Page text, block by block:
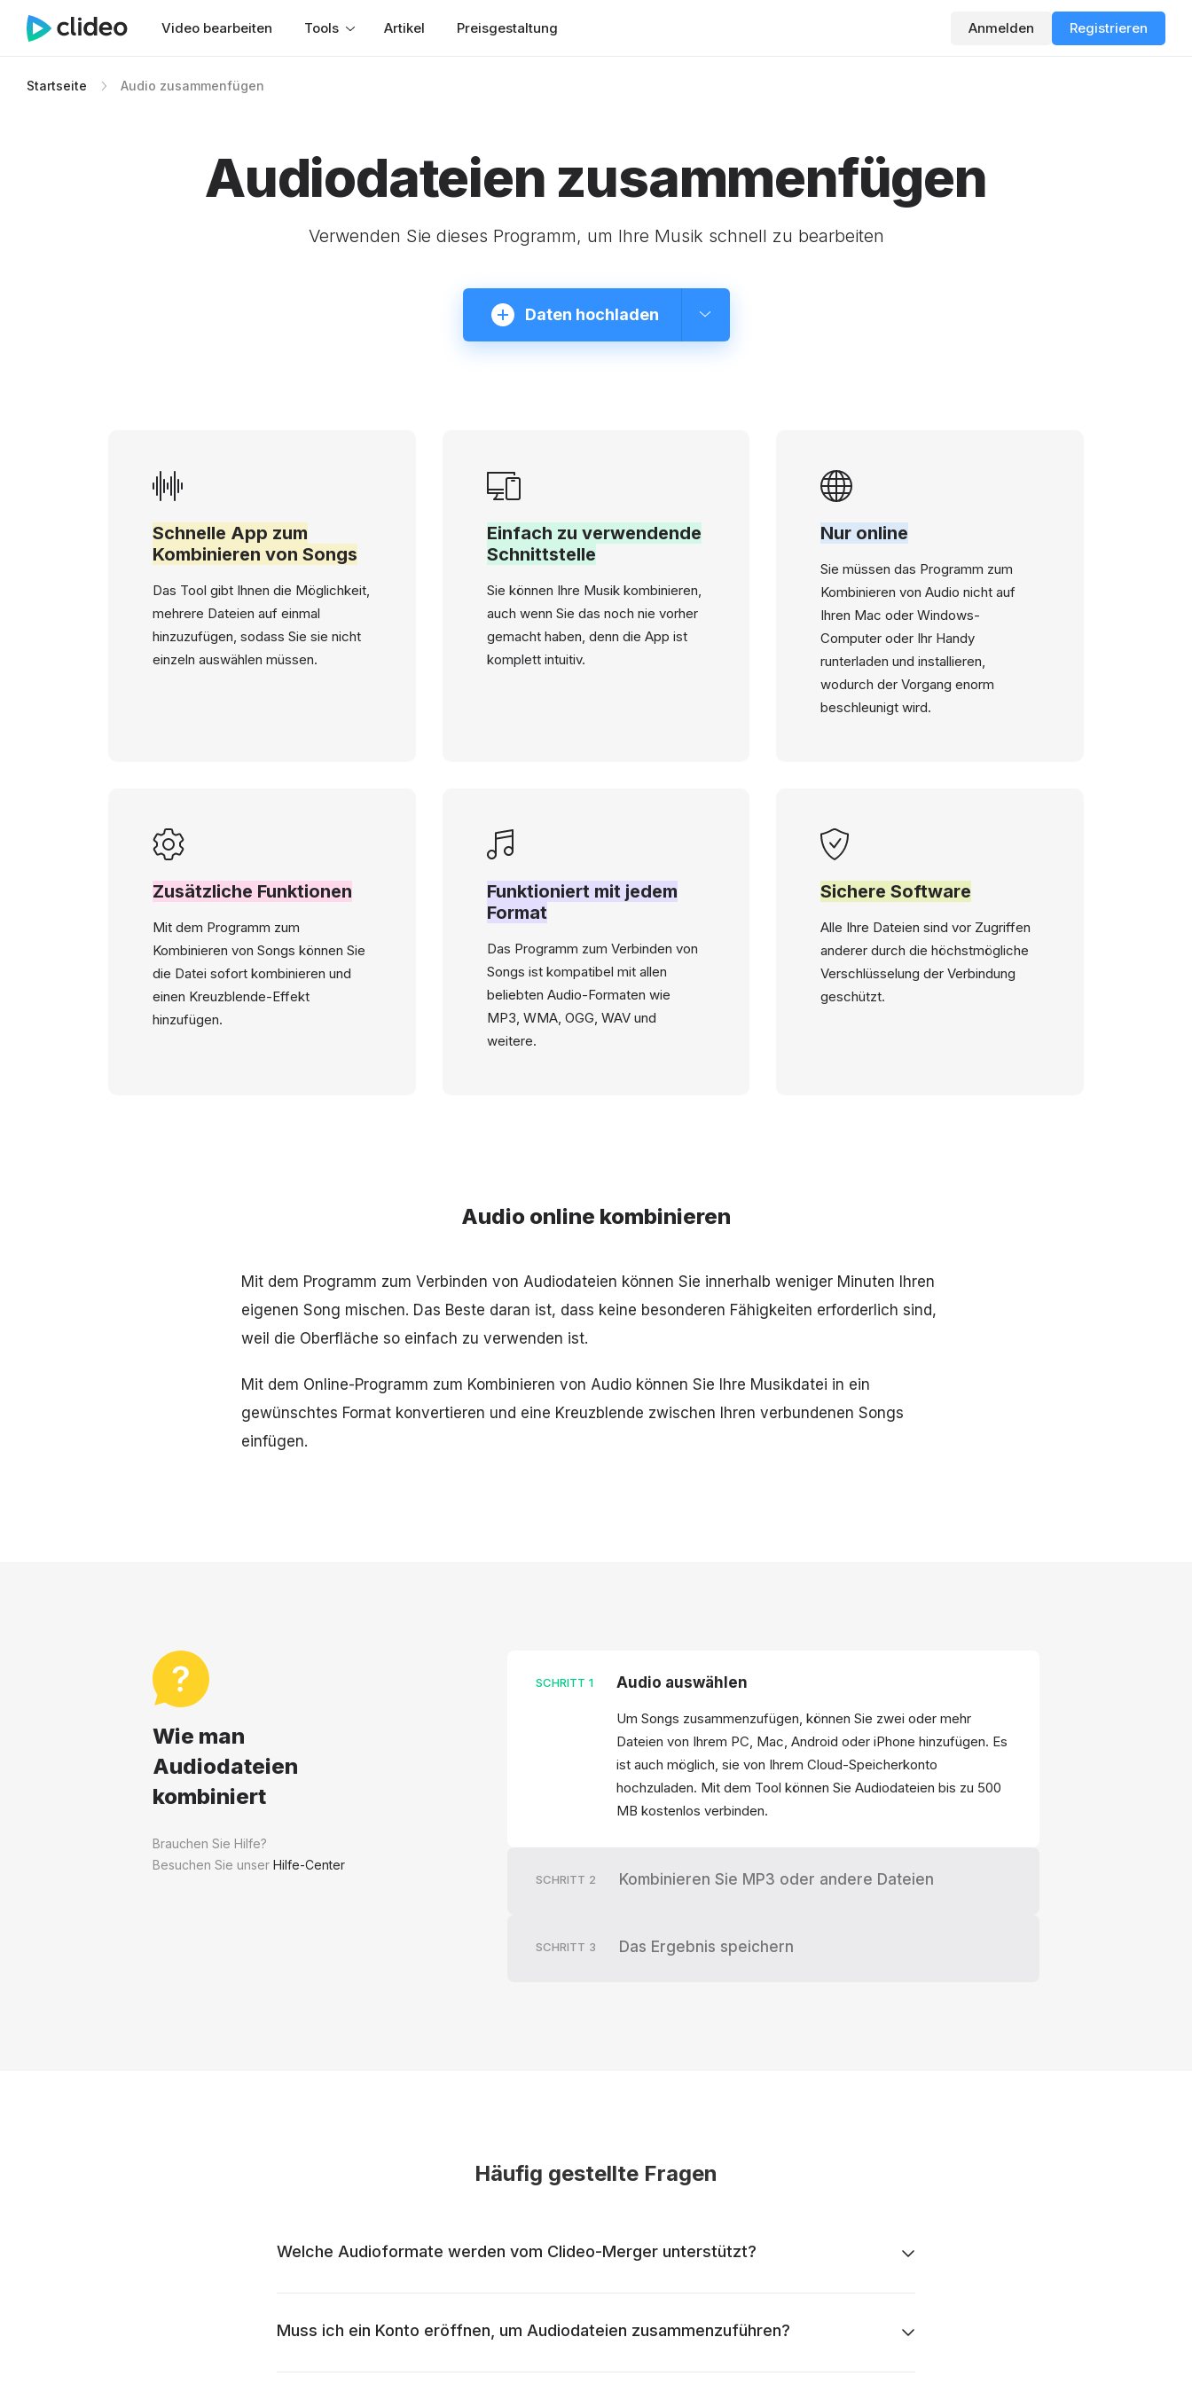
Video bearbeiten Tools Artikel Preisgestaltung Anmelden Registrieren
Startseite Audio zusammenfügen
Audiodateien zusammenfügen
Verwenden Sie dieses Programm, um Ihre Musik schnell zu bearbeiten
Daten hochladen
Schnelle App zum
Kombinieren von Songs
Das Tool gibt Ihnen die Möglichkeit,
mehrere Dateien auf einmal
hinzuzufügen, sodass Sie sie nicht
einzeln auswählen müssen.
Einfach zu verwendende
Schnittstelle
Sie können Ihre Musik kombinieren,
auch wenn Sie das noch nie vorher
gemacht haben, denn die App ist
komplett intuitiv.
Nur online
Sie müssen das Programm zum
Kombinieren von Audio nicht auf
Ihren Mac oder Windows-
Computer oder Ihr Handy
runterladen und installieren,
wodurch der Vorgang enorm
beschleunigt wird.
Zusätzliche Funktionen
Mit dem Programm zum
Kombinieren von Songs können Sie
die Datei sofort kombinieren und
einen Kreuzblende-Effekt
hinzufügen.
Funktioniert mit jedem
Format
Das Programm zum Verbinden von
Songs ist kompatibel mit allen
beliebten Audio-Formaten wie
MP3, WMA, OGG, WAV und
weitere.
Sichere Software
Alle Ihre Dateien sind vor Zugriffen
anderer durch die höchstmögliche
Verschlüsselung der Verbindung
geschützt.
Audio online kombinieren
Mit dem Programm zum Verbinden von Audiodateien können Sie innerhalb weniger Minuten Ihren
eigenen Song mischen. Das Beste daran ist, dass keine besonderen Fähigkeiten erforderlich sind,
weil die Oberfläche so einfach zu verwenden ist.
Mit dem Online-Programm zum Kombinieren von Audio können Sie Ihre Musikdatei in ein
gewünschtes Format konvertieren und eine Kreuzblende zwischen Ihren verbundenen Songs
einfügen.
Wie man
Audiodateien
kombiniert
Brauchen Sie Hilfe?
Besuchen Sie unser Hilfe-Center
SCHRITT 1 Audio auswählen
Um Songs zusammenzufügen, können Sie zwei oder mehr
Dateien von Ihrem PC, Mac, Android oder iPhone hinzufügen. Es
ist auch möglich, sie von Ihrem Cloud-Speicherkonto
hochzuladen. Mit dem Tool können Sie Audiodateien bis zu 500
MB kostenlos verbinden.
SCHRITT 2 Kombinieren Sie MP3 oder andere Dateien
SCHRITT 3 Das Ergebnis speichern
Häufig gestellte Fragen
Welche Audioformate werden vom Clideo-Merger unterstützt?
Muss ich ein Konto eröffnen, um Audiodateien zusammenzuführen?